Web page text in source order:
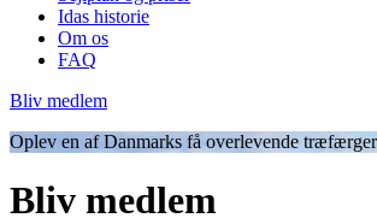
Idas historie
Om os
FAQ
Bliv medlem
Oplev en af Danmarks få overlevende
Bliv medlem